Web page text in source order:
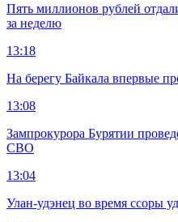
Пять миллионов рублей
за неделю
13:18
На берегу Байкала впервые
13:08
Зампрокурора Бурятии
СВО
13:04
Улан-удэнец во время ссоры